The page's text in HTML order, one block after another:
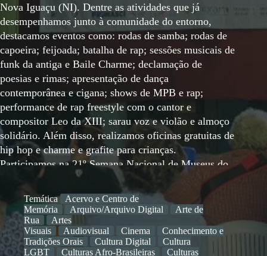
Nova Iguaçu (NI). Dentre as atividades que já
desempenhamos junto à comunidade do entorno,
destacamos eventos como: rodas de samba; rodas de
capoeira; feijoada; batalha de rap; sessões musicais de
funk da antiga e Baile Charme; declamação de
poesias e rimas; apresentação de dança
contemporânea e cigana; shows de MPB e rap;
performance de rap freestyle com o cantor e
compositor Leo da XIII; sarau voz e violão e almoço
solidário. Além disso, realizamos oficinas gratuitas de
hip hop e charme e grafite para crianças.
Participamos na 21º Semana Nacional de Museus do
IBRAM, em 20 Maio 2023, como única instituição
do nosso município, Nova Iguaçu, cadastrada nesta
agenda, e na qual, além de cursos e apresentações de
música, dança e performance também realizamos uma
roda de conversa aberta ao público local e convidados
para não somente debater sobre o Museu BXD,
Temática
Acervo e Centro de
Memória
Arquivo/Arquivo Digital
Arte de
Rua
Artes
Visuais
Audiovisual Cinema
Conhecimento e
Tradições Orais
Cultura Digital
Cultura
LGBT
Culturas Afro-Brasileiras
Culturas